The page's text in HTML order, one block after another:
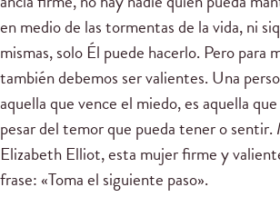
en medio de las tormentas de la vida, ni
mismas, solo Él puede hacerlo. Pero para
también debemos ser valientes. Una
aquella que vence el miedo, es aquella que
pesar del temor que pueda tener o
Elizabeth Elliot, esta mujer firme y
frase: «Toma el siguiente paso».